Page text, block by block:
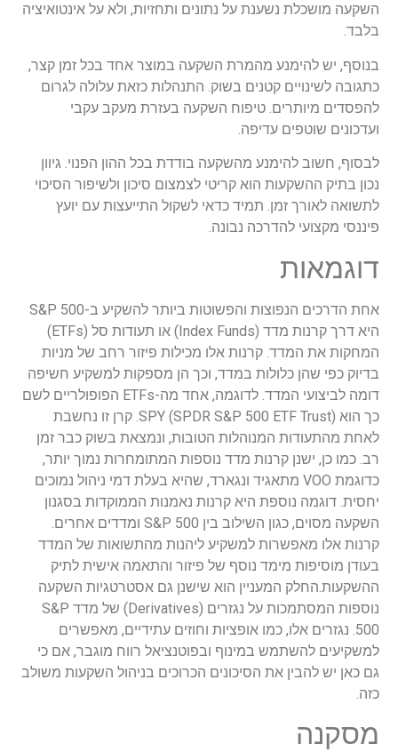
השקעה מושכלת נשענת על נתונים ותחזיות, ולא על אינטואיציה
בלבד.
בנוסף, יש להימנע מהמרת השקעה במוצר אחד בכל זמן קצר,
כתגובה לשינויים קטנים בשוק. התנהלות כזאת עלולה לגרום
להפסדים מיותרים. טיפוח השקעה בעזרת מעקב עקבי
ועדכונים שוטפים עדיפה.
לבסוף, חשוב להימנע מהשקעה בודדת בכל ההון הפנוי. גיוון
נכון בתיק ההשקעות הוא קריטי לצמצום סיכון ולשיפור הסיכוי
לתשואה לאורך זמן. תמיד כדאי לשקול התייעצות עם יועץ
פיננסי מקצועי להדרכה נבונה.
דוגמאות
אחת הדרכים הנפוצות והפשוטות ביותר להשקיע ב-S&P 500
היא דרך קרנות מדד (Index Funds) או תעודות סל (ETFs)
המחקות את המדד. קרנות אלו מכילות פיזור רחב של מניות
בדיוק כפי שהן כלולות במדד, וכך הן מספקות למשקיע חשיפה
דומה לביצועי המדד. לדוגמה, אחד מה-ETFs הפופולריים לשם
כך הוא SPY (SPDR S&P 500 ETF Trust). קרן זו נחשבת
לאחת מהתעודות המנוהלות הטובות, ונמצאת בשוק כבר זמן
רב. כמו כן, ישנן קרנות מדד נוספות המתומחרות נמוך יותר,
כדוגמת VOO מתאגיד ונגארד, שהיא בעלת דמי ניהול נמוכים
יחסית. דוגמה נוספת היא קרנות נאמנות הממוקדות בסגנון
השקעה מסוים, כגון השילוב בין S&P 500 ומדדים אחרים.
קרנות אלו מאפשרות למשקיע ליהנות מהתשואות של המדד
בעודן מוסיפות מימד נוסף של פיזור והתאמה אישית לתיק
ההשקעות.החלק המעניין הוא שישנן גם אסטרטגיות השקעה
נוספות המסתמכות על נגזרים (Derivatives) של מדד S&P
500. נגזרים אלו, כמו אופציות וחוזים עתידיים, מאפשרים
למשקיעים להשתמש במינוף ובפוטנציאל רווח מוגבר, אם כי
גם כאן יש להבין את הסיכונים הכרוכים בניהול השקעות משולב
כזה.
מסקנה